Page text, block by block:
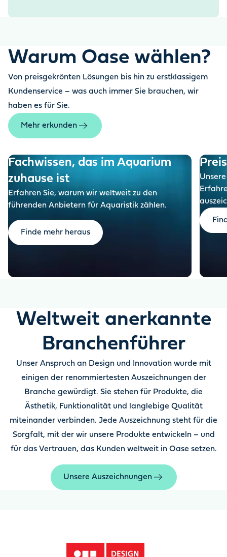
Warum Oase wählen?
Von preisgekrönten Lösungen bis hin zu erstklassigem
Kundenservice – was auch immer Sie brauchen, wir
haben es für Sie.
Mehr erkunden
Fachwissen, das im Aquarium
zuhause ist
Erfahren Sie, warum wir weltweit zu den
führenden Anbietern für Aquaristik zählen.
Finde mehr heraus
Weltweit anerkannte
Branchenführer
Unser Anspruch an Design und Innovation wurde mit
einigen der renommiertesten Auszeichnungen der
Branche gewürdigt. Sie stehen für Produkte, die
Ästhetik, Funktionalität und langlebige Qualität
miteinander verbinden. Jede Auszeichnung steht für die
Sorgfalt, mit der wir unsere Produkte entwickeln – und
für das Vertrauen, das Kunden weltweit in Oase setzen.
Unsere Auszeichnungen